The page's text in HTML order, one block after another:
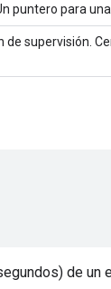
puntero para
supervisión.
de un